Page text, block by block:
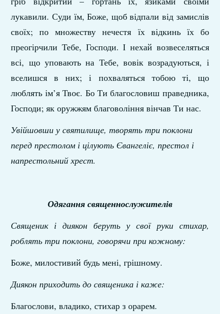
лукавили. Суди їм, Боже, щоб відпали від замислів
своїх; по множеству нечестя їх відкинь їх бо
преогірчили Тебе, Господи. І нехай возвеселяться
всі, що уповають на Тебе, вовік возрадуються, і
вселишся в них; і похваляться тобою ті, що
люблять ім’я Твоє. Бо Ти благословиш праведника,
Господи; як оружжям благовоління вінчав Ти нас.
Увійшовши у святилище, творять три поклони
перед престолом і цілують Євангеліє, престол і
напрестольний хрест.
Одягання священнослужителів
Священик і диякон беруть у свої руки стихар,
роблять три поклони, говорячи при кожному:
Боже, милостивий будь мені, грішному.
Диякон приходить до священика і каже:
Благослови, владико, стихар з орарем.